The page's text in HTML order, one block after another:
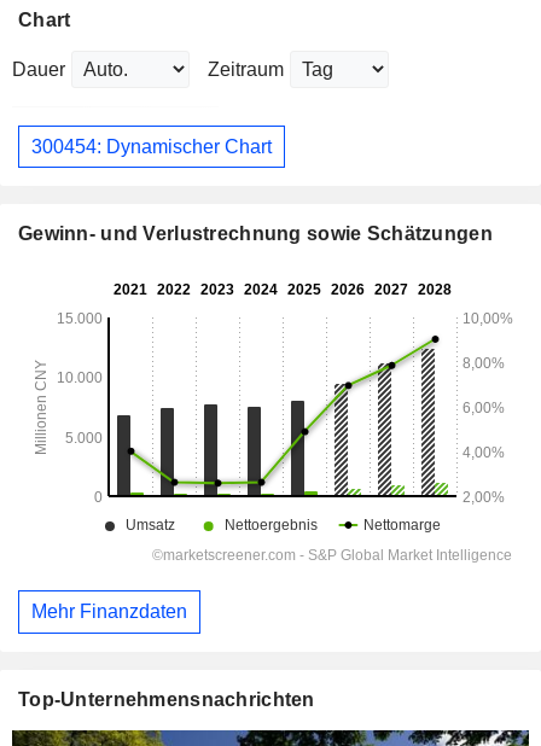
Chart
Dauer Zeitraum
300454: Dynamischer Chart
Gewinn- und Verlustrechnung sowie Schätzungen
Mehr Finanzdaten
Top-Unternehmensnachrichten